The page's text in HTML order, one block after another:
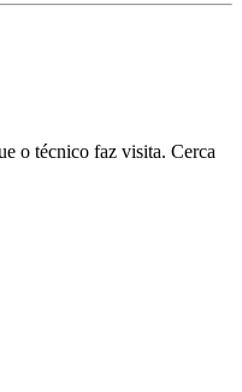
o técnico faz visita. Cerca